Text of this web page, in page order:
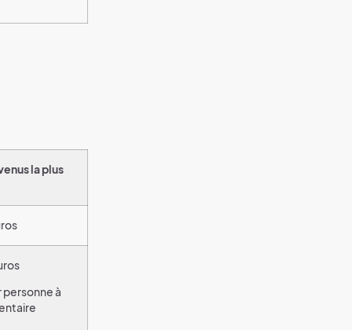
la plus
personne à